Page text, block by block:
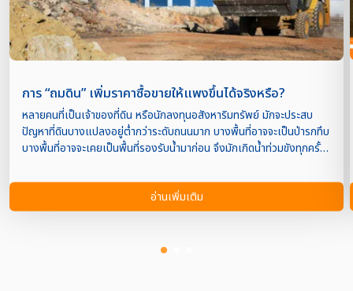
การ “ถมดิน” เพิ่มราคาซื้อขายให้แพงขึ้นได้จริงหรือ?
หลายคนที่เป็นเจ้าของที่ดิน หรือนักลงทุนอสังหาริมทรัพย์ มักจะประสบ
ปัญหาที่ดินบางแปลงอยู่ต่ำกว่าระดับถนนมาก บางพื้นที่อาจจะเป็นป่ารกทึบ
บางพื้นที่อาจจะเคยเป็นพื้นที่รองรับน้ำมาก่อน จึงมักเกิดน้ำท่วมขังทุกครั้ง
ปัญหาเหล่านี้จะแก้ได้ด้วยการ ถมดิน ถือว่าเป็นวิธีการง่ายที่สุดในการเพิ่ม
มูลค่าที่ดินของเราได้ การ ถมดิน ช่วยเพิ่มมูลค่าที่ดินได้อย่างไร? การถมดิน
เป็นการปรับพื้นที่ให้พร้อมสำหรับการพัฒนาให้ดีขึ้น ตรงไหนต่ำไปหรือสูง
ให้ที่ดินแปลงนั้น สามารถ ซื้อขาย ได้ง่ายมากกว่าที่ดินที่ยังไม่ได้ถมอีก เมื่อ
อ่านเพิ่มเติม